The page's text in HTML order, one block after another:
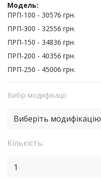
Модель:
ПРП-100 - 30576 грн.
ПРП-300 - 32556 грн.
ПРП-150 - 34836 грн.
ПРП-200 - 40356 грн.
ПРП-250 - 45006 грн.
Вибір модифікації:
Виберіть модифікацію
Кількість:
1